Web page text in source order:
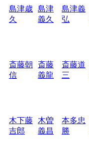
島津歳
久
島津
義久
島津義
弘
斎藤朝
信
斎藤
義龍
斎藤道
三
木下藤
吉郎
木曽
義昌
本多忠
勝